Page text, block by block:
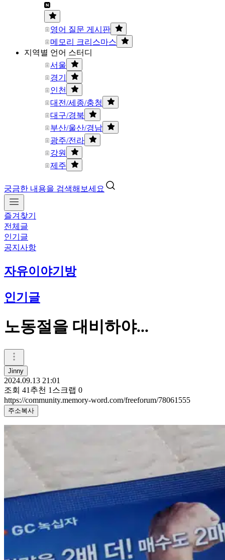
영어 질문 게시판
메모리 크리스마스
지역별 언어 스터디
서울
경기
인천
대전/세종/충청
대구/경북
부산/울산/경남
광주/전라
강원
제주
궁금한 내용을 검색해보세요
즐겨찾기
전체글
인기글
공지사항
자유이야기방
인기글
노동절을 대비하야...
Jinny
2024.09.13 21:01
조회 41 추천 1 스크랩 0
https://community.memory-word.com/freeforum/78061555
주소복사